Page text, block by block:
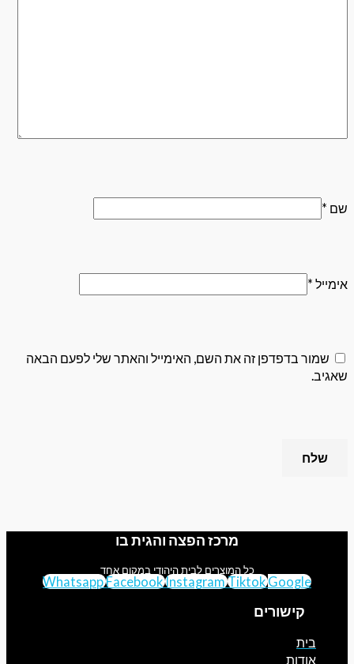
בדפדפן זה את השם, האימייל והאתר שלי לפעם הבאה
מרכז הפצה והגית בו
כל המוצרים לבית היהודי במקום אחד
WhatsappFacebookInstagramTiktok
קישורים